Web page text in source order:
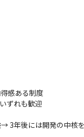
感ある制度
ずれも歓迎
年後には開発の中核